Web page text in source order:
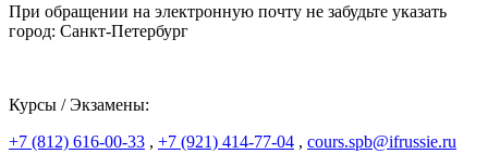
При обращении на электронную почту не забудьте указать
город: Санкт-Петербург
Курсы / Экзамены:
+7 (812) 616-00-33 , +7 (921) 414-77-04 , cours.spb@ifrussie.ru